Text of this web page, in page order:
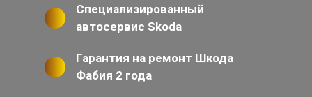
Специализированный
автосервис Skoda
Гарантия на ремонт Шкода
Фабия 2 года